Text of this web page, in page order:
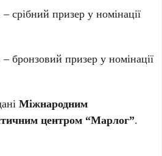
– срібний призер у номінації
– бронзовий призер у номінації
Міжнародним
центром “Марлог”.